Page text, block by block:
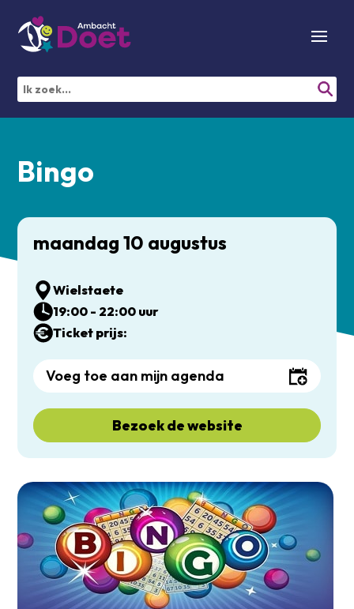
Bingo
maandag 10 augustus
Wielstaete
19:00 - 22:00 uur
Ticket prijs:
Voeg toe aan mijn agenda
Bezoek de website